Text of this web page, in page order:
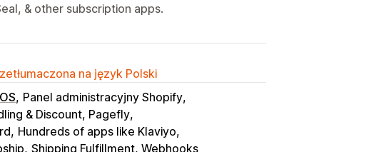
& other subscription apps.
na język Polski
Panel administracyjny Shopify
& Discount, Pagefly
Hundreds of apps like Klaviyo
Shipping Fulfillment, Webhooks